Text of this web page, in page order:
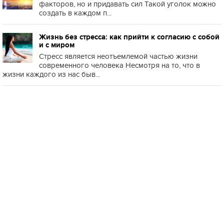
факторов, но и придавать сил Такой уголок можно
создать в каждом п...
Жизнь без стресса: как прийти к согласию с собой
и с миром
Стресс является неотъемлемой частью жизни
современного человека Несмотря на то, что в
жизни каждого из нас быв...